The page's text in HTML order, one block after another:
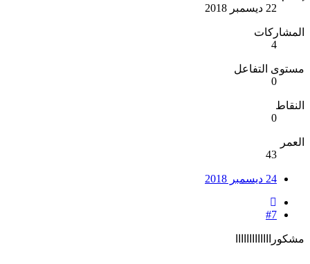
22 ديسمبر 2018
المشاركات
4
مستوى التفاعل
0
النقاط
0
العمر
43
24 ديسمبر 2018
#7
مشكورااااااااااااا